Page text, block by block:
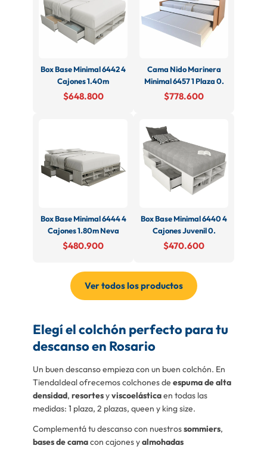
Box Base Minimal 6442 4
Cajones 1.40m
$648.800
Cama Nido Marinera
Minimal 6457 1 Plaza 0.
$778.600
Box Base Minimal 6444 4
Cajones 1.80m Neva
$480.900
Box Base Minimal 6440 4
Cajones Juvenil 0.
$470.600
Ver todos los productos
Elegí el colchón perfecto para tu
descanso en Rosario
Un buen descanso empieza con un buen colchón. En
TiendaIdeal ofrecemos colchones de espuma de alta
densidad, resortesyviscoelásticaen todas las
medidas: 1 plaza, 2 plazas, queen y king size.
Complementá tu descanso con nuestrossommiers,
bases de camacon cajones yalmohadas